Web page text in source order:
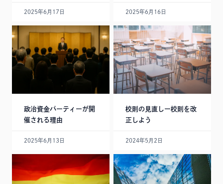
2025年6月17日 2025年6月16日
政治資金パーティーが開
催される理由
2025年6月13日
校則の見直しー校則を改
正しよう
2024年5月2日